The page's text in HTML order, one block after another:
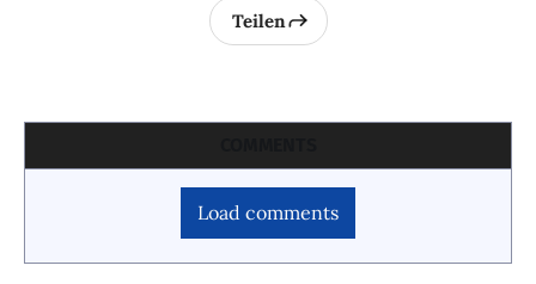
Teilen
Load comments